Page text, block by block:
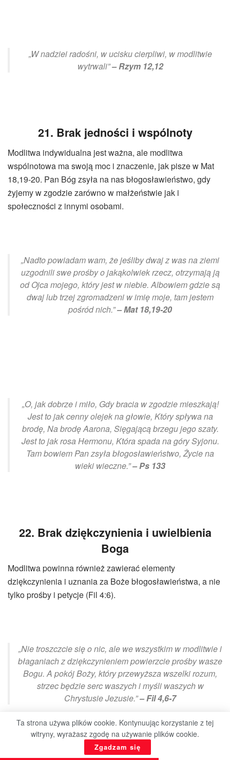
„W nadziei radośni, w ucisku cierpliwi, w modlitwie
wytrwali”– Rzym 12,12
21. Brak jedności i wspólnoty
Modlitwa indywidualna jest ważna, ale modlitwa
wspólnotowa ma swoją moc i znaczenie, jak pisze w Mat
18,19-20. Pan Bóg zsyła na nas błogosławieństwo, gdy
żyjemy w zgodzie zarówno w małżeństwie jak i
społeczności z innymi osobami.
„Nadto powiadam wam, że jeśliby dwaj z was na ziemi
uzgodnili swe prośby o jakąkolwiek rzecz, otrzymają ją
od Ojca mojego, który jest w niebie. Albowiem gdzie są
dwaj lub trzej zgromadzeni w imię moje, tam jestem
pośród nich.”– Mat 18,19-20
„O, jak dobrze i miło, Gdy bracia w zgodzie mieszkają!
Jest to jak cenny olejek na głowie, Który spływa na
brodę, Na brodę Aarona, Sięgającą brzegu jego szaty.
Jest to jak rosa Hermonu, Która spada na góry Syjonu.
Tam bowiem Pan zsyła błogosławieństwo, Życie na
wieki wieczne.”– Ps 133
22. Brak dziękczynienia i uwielbienia
Boga
Modlitwa powinna również zawierać elementy
dziękczynienia i uznania za Boże błogosławieństwa, a nie
tylko prośby i petycje (Fil 4:6).
„Nie troszczcie się o nic, ale we wszystkim w modlitwie i
błaganiach z dziękczynieniem powierzcie prośby wasze
Bogu. A pokój Boży, który przewyższa wszelki rozum,
strzec będzie serc waszych i myśli waszych w
Chrystusie Jezusie.”– Fil 4,6-7
Ta strona używa plików cookie. Kontynuując korzystanie z tej
witryny, wyrażasz zgodę na używanie plików cookie.
Zgadzam się